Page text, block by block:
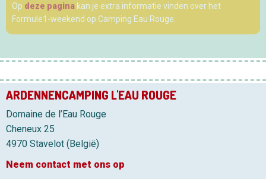
Op deze pagina kan je extra informatie vinden over het
Formule1-weekend op Camping Eau Rouge.
ARDENNENCAMPING L'EAU ROUGE
Domaine de l’Eau Rouge
Cheneux 25
4970 Stavelot (België)
Neem contact met ons op